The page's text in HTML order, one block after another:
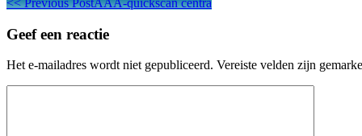
Berichtnavigatie
Geef een reactie
Het e-mailadres wordt niet gepubliceerd. Vereiste velden zijn